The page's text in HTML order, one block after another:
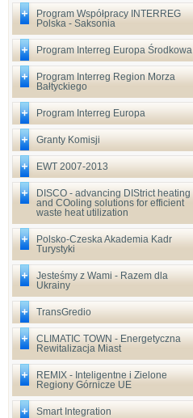
Program Współpracy INTERREG
Polska - Saksonia
Program Interreg Europa Środkowa
Program Interreg Region Morza
Bałtyckiego
Program Interreg Europa
Granty Komisji
EWT 2007-2013
DISCO - advancing DIStrict heating
and COoling solutions for efficient
waste heat utilization
Polsko-Czeska Akademia Kadr
Turystyki
Jesteśmy z Wami - Razem dla
Ukrainy
TransGredio
CLIMATIC TOWN - Energetyczna
Rewitalizacja Miast
REMIX - Inteligentne i Zielone
Regiony Górnicze UE
Smart Integration